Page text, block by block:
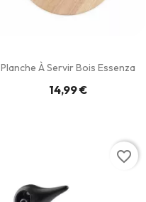
Planche À Servir Bois Essenza
14,99 €
favorite_border